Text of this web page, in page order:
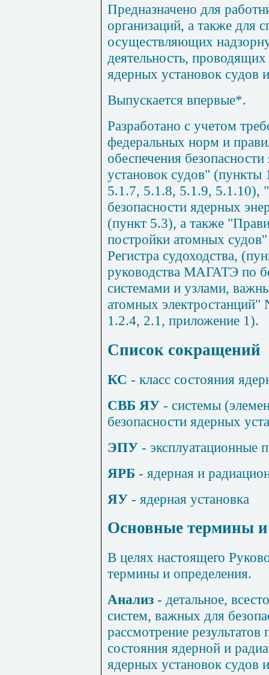
Предназначено для
организаций, а также для
осуществляющих
деятельность, проводящих
ядерных установок судов
Выпускается впервые*.
Разработано с учетом
федеральных норм и
обеспечения
установок судов"
5.1.7, 5.1.8, 5.1.9, 5.1.10),
безопасности ядерных
(пункт 5.3), а также
постройки атомных
Регистра судоходства,
руководства МАГАТЭ по
системами и узлами,
атомных
1.2.4, 2.1, приложение 1).
Список сокращений
КС - класс состояния
СВБ ЯУ - системы
безопасности ядерных
ЭПУ - эксплуатационные
ЯРБ - ядерная и
ЯУ - ядерная установка
Основные термины и
В целях настоящего
термины и определения.
Анализ - детальное,
систем, важных для
рассмотрение
состояния ядерной и
ядерных установок судов